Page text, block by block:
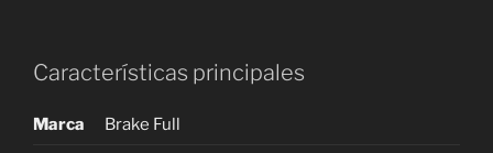
Características principales
Marca Brake Full